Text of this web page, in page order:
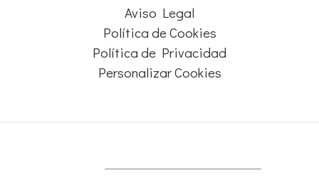
Aviso Legal
Política de Cookies
Política de Privacidad
Personalizar Cookies